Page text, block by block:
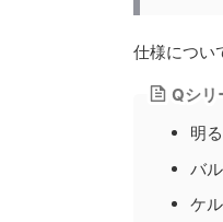
仕様につい
Qシリ
明
バ
ケ